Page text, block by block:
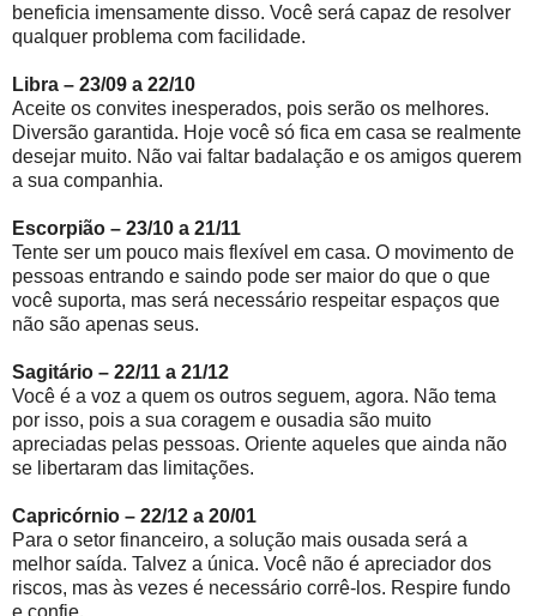
beneficia imensamente disso. Você será capaz de resolver
qualquer problema com facilidade.
Libra – 23/09 a 22/10
Aceite os convites inesperados, pois serão os melhores.
Diversão garantida. Hoje você só fica em casa se realmente
desejar muito. Não vai faltar badalação e os amigos querem
a sua companhia.
Escorpião – 23/10 a 21/11
Tente ser um pouco mais flexível em casa. O movimento de
pessoas entrando e saindo pode ser maior do que o que
você suporta, mas será necessário respeitar espaços que
não são apenas seus.
Sagitário – 22/11 a 21/12
Você é a voz a quem os outros seguem, agora. Não tema
por isso, pois a sua coragem e ousadia são muito
apreciadas pelas pessoas. Oriente aqueles que ainda não
se libertaram das limitações.
Capricórnio – 22/12 a 20/01
Para o setor financeiro, a solução mais ousada será a
melhor saída. Talvez a única. Você não é apreciador dos
riscos, mas às vezes é necessário corrê-los. Respire fundo
e confie.